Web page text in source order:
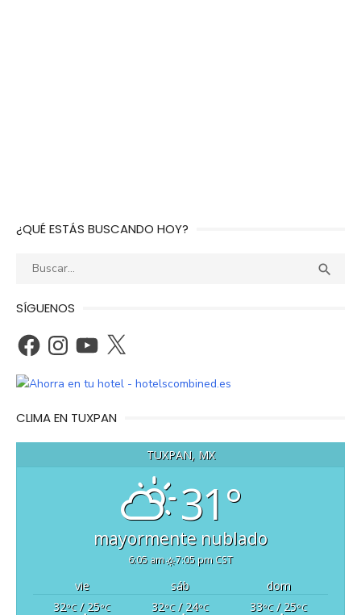
¿QUÉ ESTÁS BUSCANDO HOY?
Buscar: 
SÍGUENOS
FacebookInstagramYouTube
X
CLIMA EN TUXPAN
TUXPAN, MX
31°
mayormente nublado
6:05 am 7:05 pm CST
vie sáb
dom
32°C/ 25°C 32°C/ 24°C 33°C/ 25°C